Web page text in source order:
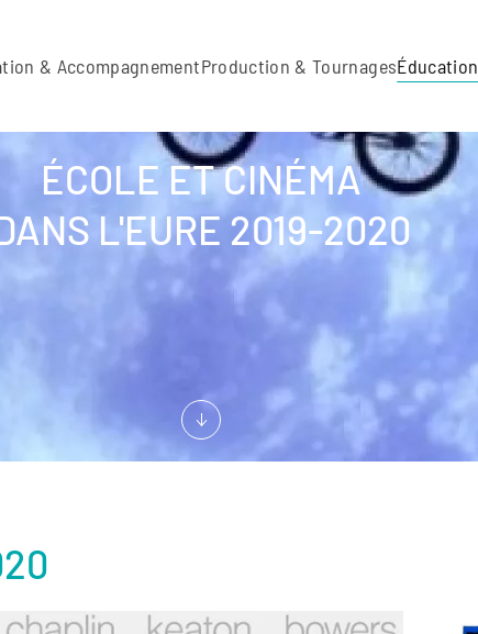
& AccompagnementProduction & TournagesÉducation
ÉCOLE ET CINÉMA
L'EURE 2019-2020